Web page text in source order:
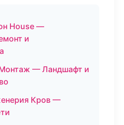
House —
и
— Ландшафт и
Кров —